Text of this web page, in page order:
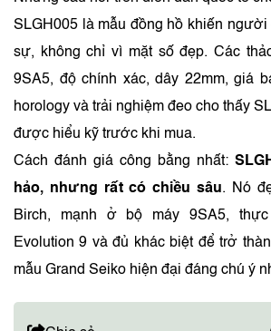
Những câu hỏi trên diễn đàn quốc tế
SLGH005 là mẫu đồng hồ khiến người
sự, không chỉ vì mặt số đẹp. Các
9SA5, độ chính xác, dây 22mm, giá
horology và trải nghiệm đeo cho thấy
được hiểu kỹ trước khi mua.
. Nó